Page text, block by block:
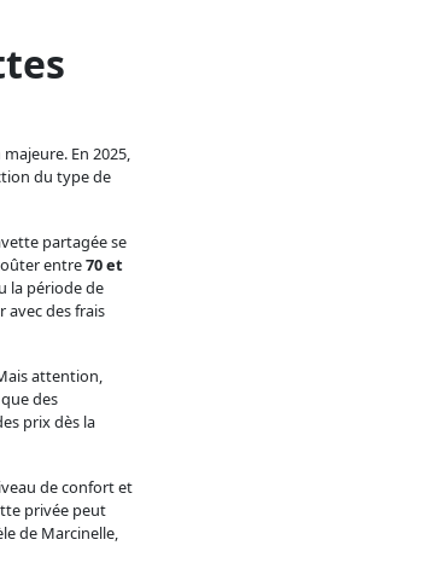
En 2025,
du type de
partagée se
entre70 et
la période de
avec des frais
attention,
des
prix dès la
de confort et
privée peut
de Marcinelle,